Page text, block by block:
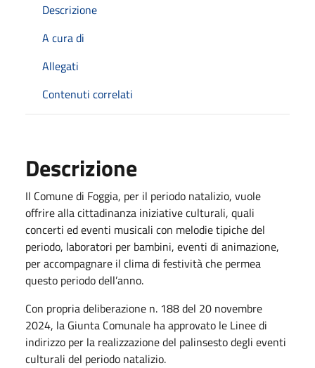
Descrizione
A cura di
Allegati
Contenuti correlati
Descrizione
Il Comune di Foggia, per il periodo natalizio, vuole
offrire alla cittadinanza iniziative culturali, quali
concerti ed eventi musicali con melodie tipiche del
periodo, laboratori per bambini, eventi di animazione,
per accompagnare il clima di festività che permea
questo periodo dell’anno.
Con propria deliberazione n. 188 del 20 novembre
2024, la Giunta Comunale ha approvato le Linee di
indirizzo per la realizzazione del palinsesto degli eventi
culturali del periodo natalizio.